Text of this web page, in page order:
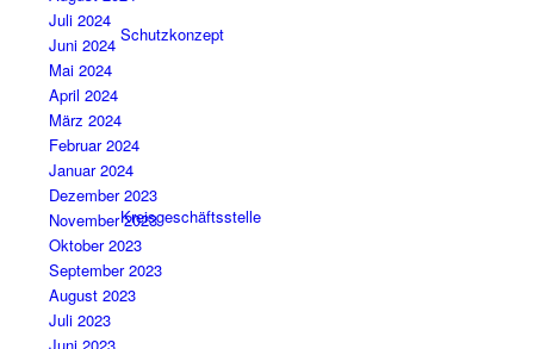
Schutzkonzept
Kreisgeschäftsstelle
Juli 2024
Juni 2024
Mai 2024
April 2024
März 2024
Februar 2024
Januar 2024
Dezember 2023
November 2023
Oktober 2023
September 2023
August 2023
Juli 2023